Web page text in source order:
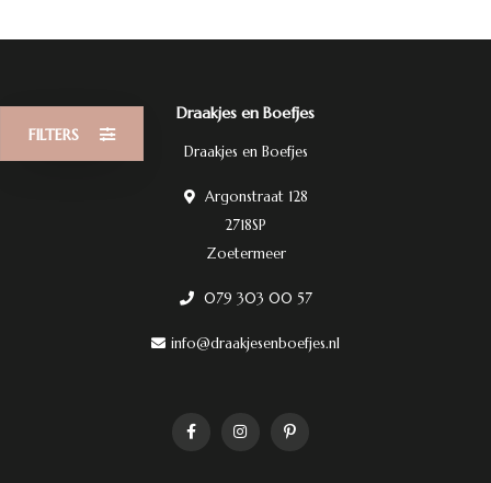
FILTERS
Draakjes en Boefjes
Draakjes en Boefjes
Argonstraat 128
2718SP
Zoetermeer
079 303 00 57
info@draakjesenboefjes.nl